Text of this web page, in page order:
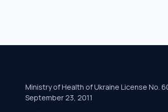
Ministry of Health of Ukraine License No.
September 23, 2011